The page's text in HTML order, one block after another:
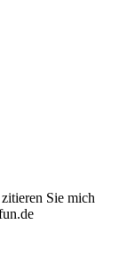
Sie mich